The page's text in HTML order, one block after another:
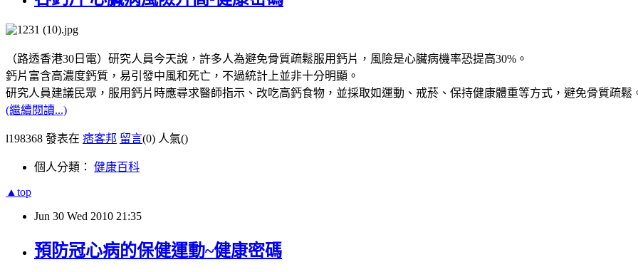
（路透香港30日電）研究人員今天說，許多人為避免骨質疏鬆服用鈣片，風險是心臟病機率恐提高30%。
鈣片富含高濃度鈣質，易引發中風和死亡，不過統計上並非十分明顯。
研究人員建議民眾，服用鈣片時應尋求醫師指示、改吃高鈣食物，並採取如運動、戒菸、保持健康體重等方式，避免骨質疏鬆
(繼續閱讀...)
l198368 發表在 痞客邦 留言(0) 人氣()
個人分類： 健康百科
▲top
Jun 30 Wed 2010 21:35
預防冠心病的保健運動~健康密碼